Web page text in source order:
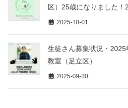
区）25歳になりました！
2025-10-01
生徒さん募集状況・
教室（足立区）
2025-09-30